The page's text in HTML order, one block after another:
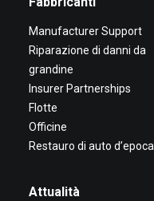
Manufacturer Support
Riparazione di danni da
grandine
Insurer Partnerships
Flotte
Officine
Restauro di auto d’epoca
Attualità